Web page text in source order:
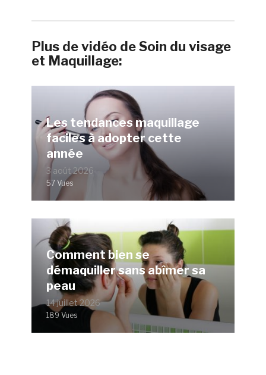
Plus de vidéo de Soin du visage
et Maquillage:
Les tendances maquillage
faciles à adopter cette
année
3 août 2026
57 Vues
Comment bien se
démaquiller sans abîmer sa
peau
14 juillet 2026
189 Vues